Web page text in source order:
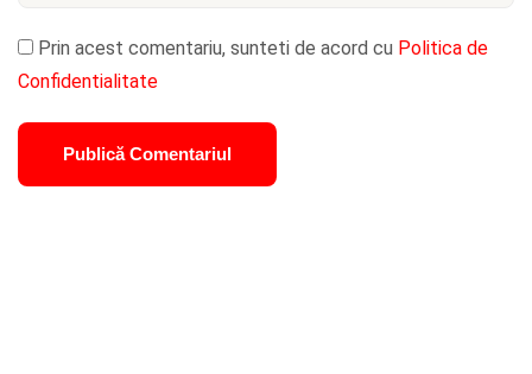
Prin acest comentariu, sunteti de acord cu Politica de
Confidentialitate